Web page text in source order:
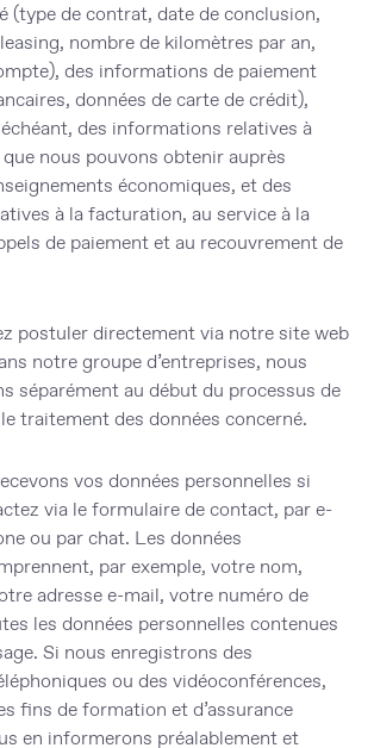
(type de contrat, date de conclusion,
nombre de kilomètres par an,
des informations de paiement
données de carte de crédit),
des informations relatives à
nous pouvons obtenir auprès
économiques, et des
à la facturation, au service à la
de paiement et au recouvrement de
postuler directement via notre site web
notre groupe d’entreprises, nous
séparément au début du processus de
traitement des données concerné.
vos données personnelles si
via le formulaire de contact, par e-
ou par chat. Les données
par exemple, votre nom,
adresse e-mail, votre numéro de
les données personnelles contenues
Si nous enregistrons des
ou des vidéoconférences,
fins de formation et d’assurance
en informerons préalablement et